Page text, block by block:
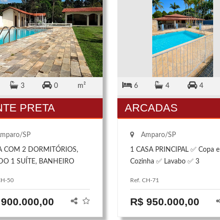
3 0 m²
PRETA
SP
COM 2 DORMITÓRIOS,
1 SUÍTE, BANHEIRO
DUAS
CAMPO DE FUTEBOL,
50
6 4 4
ARCADAS
Amparo/SP
1 CASA PRINCIPAL ✅ Copa e
Cozinha ✅ Lavabo ✅ 3
portas balcão ✅ Casa
totalmente varanda ! 2
Ref. CH-71
R$ 950.000,00